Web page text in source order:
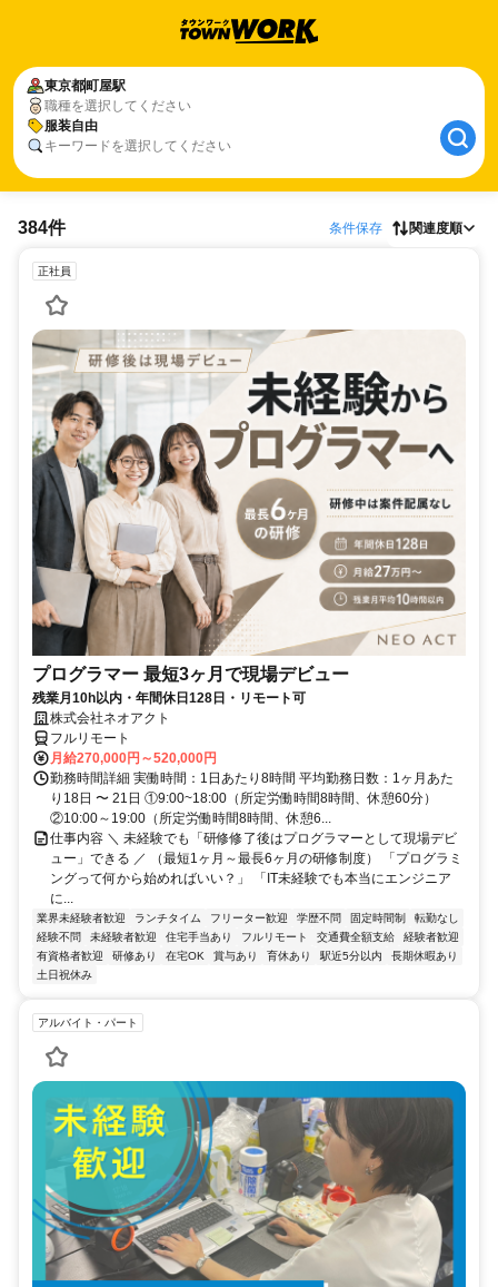
東京都町屋駅
職種を選択してください
服装自由
キーワードを選択してください
384件 条件保存 関連度順
正社員
プログラマー 最短3ヶ月で現場デビュー
残業月10h以内・年間休日128日・リモート可
株式会社ネオアクト
フルリモート
月給270,000円～520,000円
勤務時間詳細 実働時間：1日あたり8時間 平均勤務日数：1ヶ月あた
り18日 〜 21日 ①9:00~18:00（所定労働時間8時間、休憩60分）
②10:00～19:00（所定労働時間8時間、休憩6...
仕事内容 ＼ 未経験でも「研修修了後はプログラマーとして現場デビ
ュー」できる ／ （最短1ヶ月～最長6ヶ月の研修制度） 「プログラミ
ングって何から始めればいい？」 「IT未経験でも本当にエンジニア
に...
業界未経験者歓迎 ランチタイム フリーター歓迎 学歴不問 固定時間制
転勤なし
経験不問
未経験者歓迎 住宅手当あり フルリモート 交通費全額支給
経験者歓迎
有資格者歓迎
研修あり 在宅OK 賞与あり 育休あり 駅近5分以内
長期休暇あり
土日祝休み
アルバイト・パート